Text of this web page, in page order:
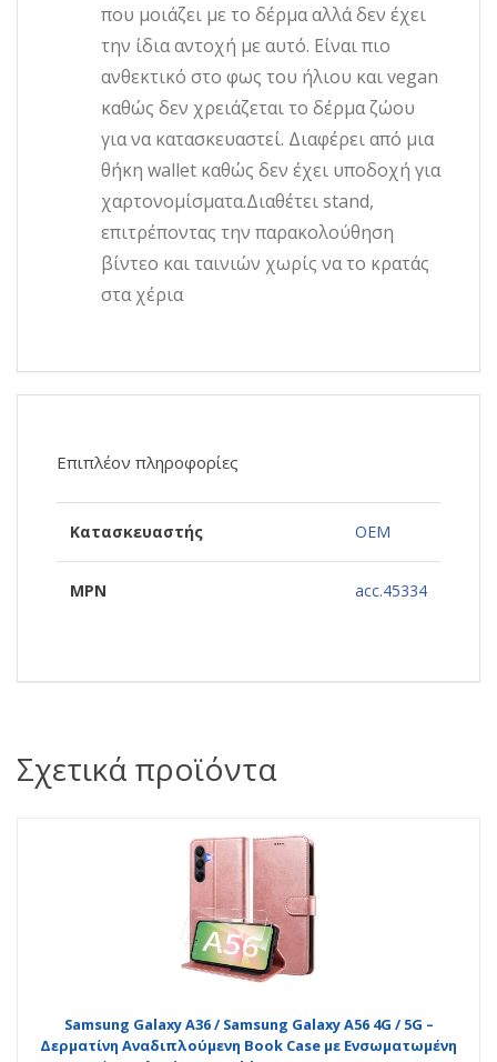
που μοιάζει με το δέρμα αλλά δεν έχει
την ίδια αντοχή με αυτό. Είναι πιο
ανθεκτικό στο φως του ήλιου και vegan
καθώς δεν χρειάζεται το δέρμα ζώου
για να κατασκευαστεί. Διαφέρει από μια
θήκη wallet καθώς δεν έχει υποδοχή για
χαρτονομίσματα.Διαθέτει stand,
επιτρέποντας την παρακολούθηση
βίντεο και ταινιών χωρίς να το κρατάς
στα χέρια
Επιπλέον πληροφορίες
Κατασκευαστής OEM
MPN acc.45334
Σχετικά προϊόντα
Samsung Galaxy A36 / Samsung Galaxy A56 4G / 5G –
Δερματίνη Αναδιπλούμενη Book Case με Ενσωματωμένη